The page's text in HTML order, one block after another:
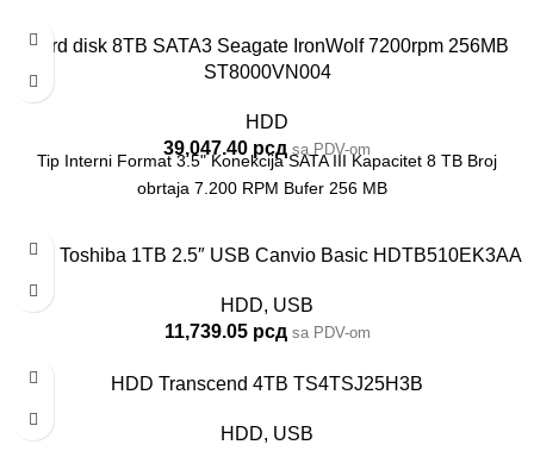
Hard disk 8TB SATA3 Seagate IronWolf 7200rpm 256MB
ST8000VN004
HDD
39,047.40 рсд sa PDV-om
Tip Interni Format 3.5" Konekcija SATA III Kapacitet 8 TB Broj
obrtaja 7.200 RPM Bufer 256 MB
HDD Toshiba 1TB 2.5″ USB Canvio Basic HDTB510EK3AA
HDD, USB
11,739.05 рсд sa PDV-om
HDD Transcend 4TB TS4TSJ25H3B
HDD, USB